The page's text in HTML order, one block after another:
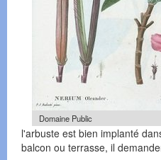
Domaine Public
l'arbuste est bien implanté
balcon ou terrasse, il